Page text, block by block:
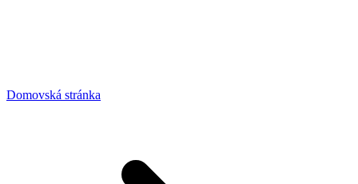
Domovská stránka